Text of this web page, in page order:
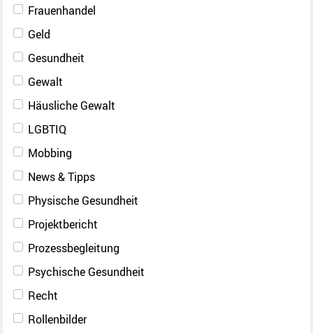
Frauenhandel
Geld
Gesundheit
Gewalt
Häusliche Gewalt
LGBTIQ
Mobbing
News & Tipps
Physische Gesundheit
Projektbericht
Prozessbegleitung
Psychische Gesundheit
Recht
Rollenbilder